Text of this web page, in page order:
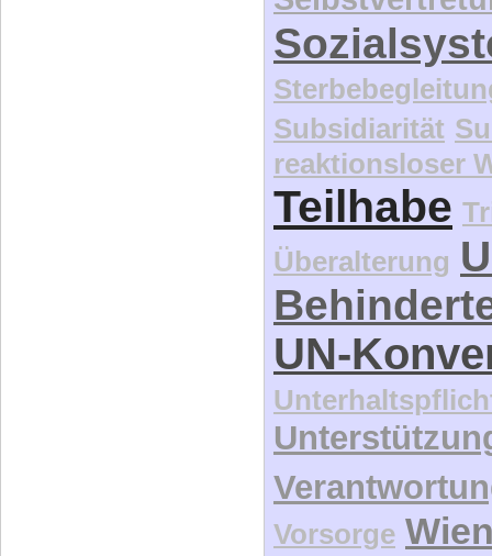
Subsidiarität
reaktionsloser
Teilhabe
Überalterung
UN-
Vorsorge